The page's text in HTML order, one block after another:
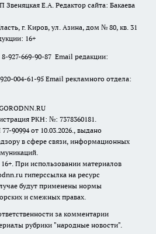
Е.А. Редактор сайта: Бакаева
г. Киров, ул. Азина, дом № 80, кв. 31
16+
927-669-90-87 Email редакции:
004-61-95 Email рекламного отдела:
РКН: №: 7378360181.
90994 от 10.03.2026., выдано
в сфере связи, информационных
16+. При использовании материалов
гиперссылка на ресурс
будут применены нормы
и смежных правах.
за комментарии
рубрики "народные новости".